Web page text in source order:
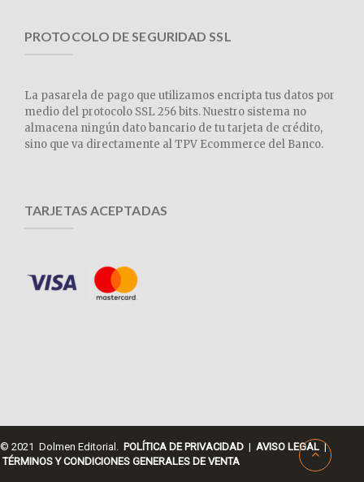
PROTOCOLO DE SEGURIDAD SSL
La pasarela de pago que utilizamos encripta tus datos por
medio del protocolo SSL 256 bits. Nuestro sistema no
almacena ningún dato bancario de tu tarjeta de crédito,
sino que va directamente al TPV Ecommerce del Banco.
TARJETAS ACEPTADAS
© 2021 Dolmen Editorial. POLÍTICA DE PRIVACIDAD | AVISO LEGAL |
TÉRMINOS Y CONDICIONES GENERALES DE VENTA